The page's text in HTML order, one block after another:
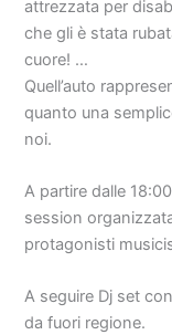
attrezzata per
che gli è stata
cuore! …
Quell’auto
quanto una
noi.
A partire dalle
session
protagonisti
A seguire Dj set
da fuori regione.